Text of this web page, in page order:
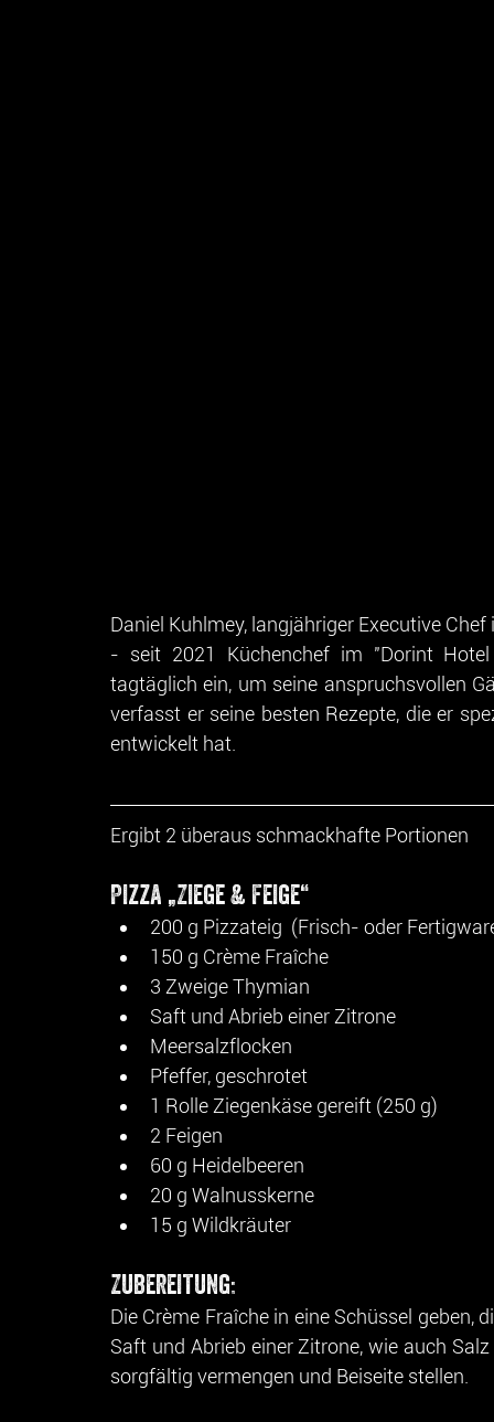
Daniel Kuhlmey, langjähriger Executive
- seit 2021 Küchenchef im "Dorint
tagtäglich ein, um seine anspruchsvollen
verfasst er seine besten Rezepte, die er
entwickelt hat.
Ergibt 2 überaus schmackhafte Portionen
Pizza „Ziege & Feige“
200 g Pizzateig  (Frisch- oder
150 g Crème Fraîche
3 Zweige Thymian
Saft und Abrieb einer Zitrone
Meersalzflocken
Pfeffer, geschrotet
1 Rolle Ziegenkäse gereift (250 g)
2 Feigen
60 g Heidelbeeren
20 g Walnusskerne
15 g Wildkräuter
Zubereitung:
Die Crème Fraîche in eine Schüssel geben,
Saft und Abrieb einer Zitrone, wie auch
sorgfältig vermengen und Beiseite stellen.